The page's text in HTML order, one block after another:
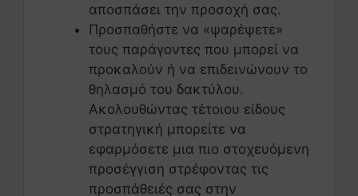
αποσπάσει την προσοχή σας.
Προσπαθήστε να «ψαρέψετε»
τους παράγοντες που μπορεί να
προκαλούν ή να επιδεινώνουν το
θηλασμό του δακτύλου.
Ακολουθώντας τέτοιου είδους
στρατηγική μπορείτε να
εφαρμόσετε μια πιο στοχευόμενη
προσέγγιση στρέφοντας τις
προσπάθειές σας στην